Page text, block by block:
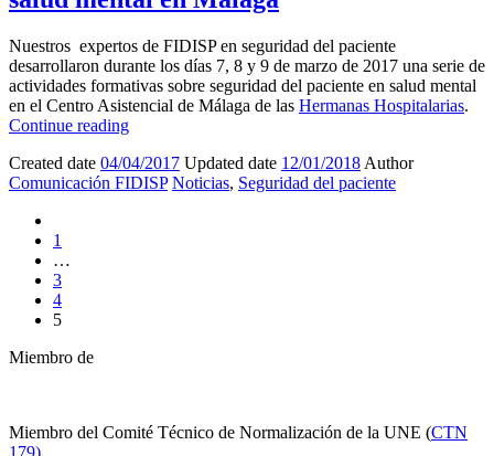
Nuestros expertos de FIDISP en seguridad del paciente
desarrollaron durante los días 7, 8 y 9 de marzo de 2017 una serie de
actividades formativas sobre seguridad del paciente en salud mental
en el Centro Asistencial de Málaga de las Hermanas Hospitalarias.
Continue reading
Created date 04/04/2017 Updated date 12/01/2018 Author
Comunicación FIDISP Noticias, Seguridad del paciente
1
…
3
4
5
Miembro de
Miembro del Comité Técnico de Normalización de la UNE (CTN